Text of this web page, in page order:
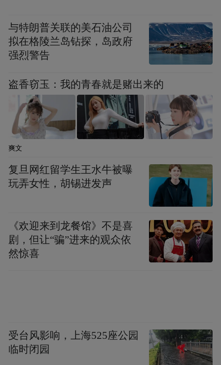
与特朗普关联的美石油公司
拟在格陵兰岛钻探，岛政府
强烈警告
盗香窃玉：我的青春就是赌出来的
爽文
复旦网红留学生王水牛被曝
玩弄女性，胡锡进发声
《欢迎来到龙餐馆》不是喜
剧，但让“骗”进来的观众依
然惊喜
受台风影响，上海525座公园
临时闭园